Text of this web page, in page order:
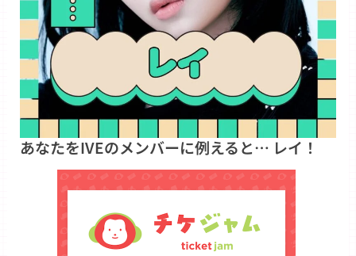
あなたをIVEのメンバーに例えると… レイ！